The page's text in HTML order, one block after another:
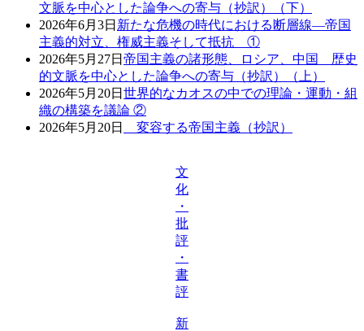
文脈を中心とした論争への寄与（抄訳）（下）
2026年6月3日 新たな危機の時代における断層線―帝国
主義的対立、権威主義そして抵抗 ①
2026年5月27日 帝国主義の諸形態、ロシア、中国 歴史
的文脈を中心とした論争への寄与（抄訳）（上）
2026年5月20日 世界的なカオスの中での理論・運動・組
織の構築を議論 ②
2026年5月20日
変容する帝国主義（抄訳）
文
化
・
批
評
・
書
評
新